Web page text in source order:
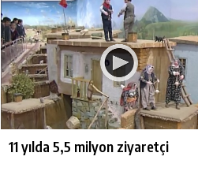
11 yılda 5,5 milyon ziyaretçi